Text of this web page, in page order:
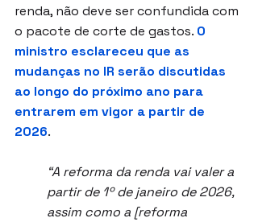
renda, não deve ser confundida com
o pacote de corte de gastos. O
ministro esclareceu que as
mudanças no IR serão discutidas
ao longo do próximo ano para
entrarem em vigor a partir de
2026.
“A reforma da renda vai valer a
partir de 1º de janeiro de 2026,
assim como a [reforma